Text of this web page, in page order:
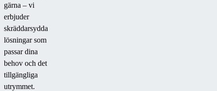
gärna – vi
erbjuder
skräddarsydda
lösningar som
passar dina
behov och det
tillgängliga
utrymmet.